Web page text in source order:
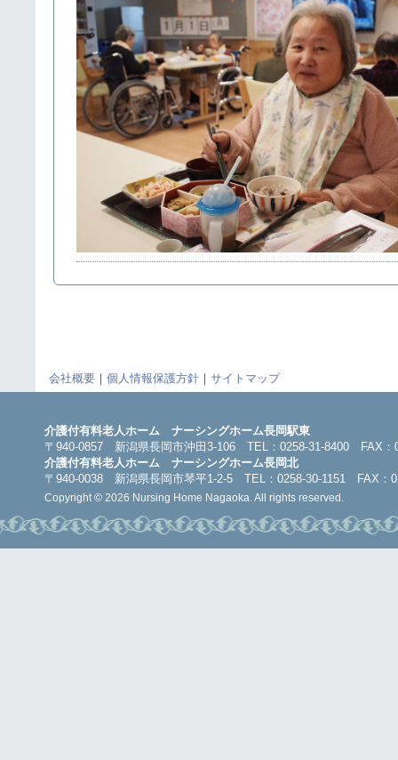
会社概要 ｜ 個人情報保護方針 ｜ サイトマップ
介護付有料老人ホーム ナーシングホーム長岡駅東
〒940-0857 新潟県長岡市沖田3-106 TEL：0258-31-8400 FAX：
介護付有料老人ホーム ナーシングホーム長岡北
〒940-0038 新潟県長岡市琴平1-2-5 TEL：0258-30-1151 FAX：
Copyright © 2026 Nursing Home Nagaoka. All rights reserved.